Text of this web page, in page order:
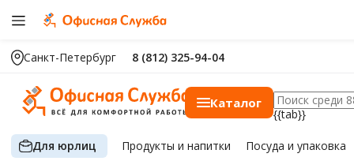
Санкт-Петербург 8 (812) 325-94-04
Каталог
{{tab}}
Для юрлиц Продуктыи напитки Посуда и упаковка